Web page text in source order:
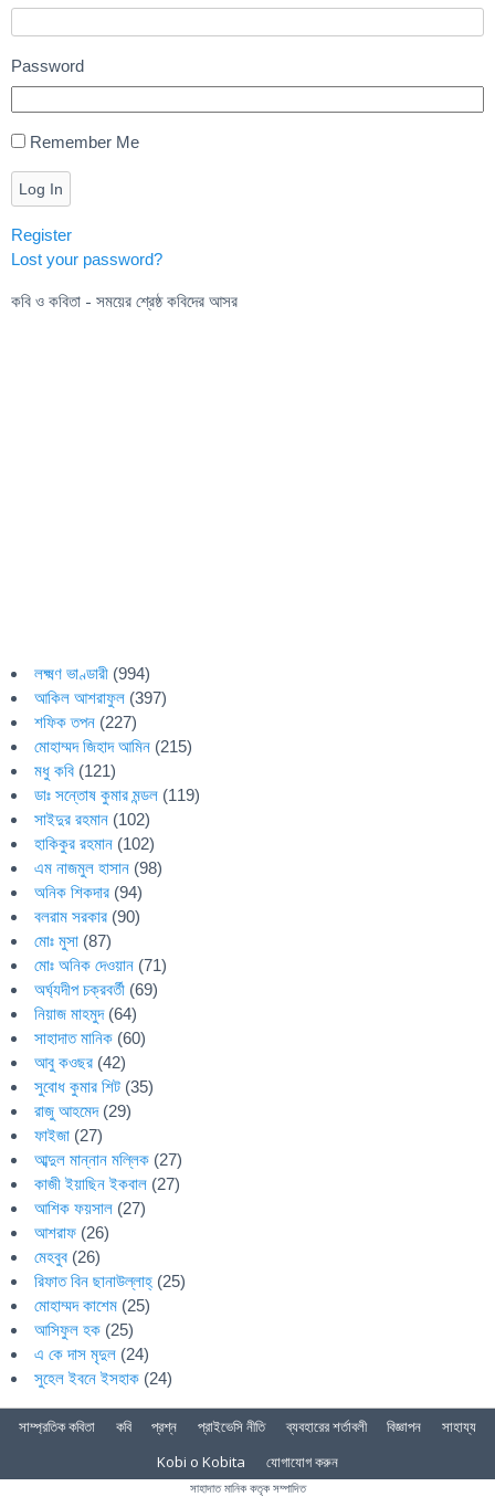
Password
Remember Me
Log In
Register
Lost your password?
কবি ও কবিতা - সময়ের শ্রেষ্ঠ কবিদের আসর
লক্ষ্মণ ভাণ্ডারী (994)
আকিল আশরাফুল (397)
শফিক তপন (227)
মোহাম্মদ জিহাদ আমিন (215)
মধু কবি (121)
ডাঃ সন্তোষ কুমার মন্ডল (119)
সাইদুর রহমান (102)
হাকিকুর রহমান (102)
এম নাজমুল হাসান (98)
অনিক শিকদার (94)
বলরাম সরকার (90)
মোঃ মুসা (87)
মোঃ অনিক দেওয়ান (71)
অর্ঘ্যদীপ চক্রবর্তী (69)
নিয়াজ মাহমুদ(64)
সাহাদাত মানিক (60)
আবু কওছর (42)
সুবোধ কুমার শিট (35)
রাজু আহমেদ(29)
ফাইজা (27)
আব্দুল মান্নান মল্লিক (27)
কাজী ইয়াছিন ইকবাল (27)
আশিক ফয়সাল (27)
আশরাফ (26)
মেহবুব (26)
রিফাত বিন ছানাউল্লাহ্ (25)
মোহাম্মদ কাশেম (25)
আসিফুল হক (25)
এ কে দাস মৃদুল (24)
সুহেল ইবনে ইসহাক (24)
সাম্প্রতিক কবিতা কবি প্রশ্ন প্রাইভেসি নীতি ব্যবহারের শর্তাবলী বিজ্ঞাপন
সাহায্য
Kobi o Kobita
যোগাযোগ করুন
সাহাদাত মানিক কতৃক সম্পাদিত